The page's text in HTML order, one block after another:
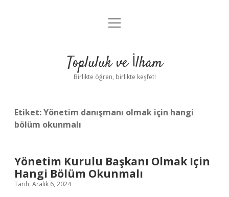
Anasayfa
Yasal Uyarı
menüyü
Topluluk ve İlham
Birlikte öğren, birlikte keşfet!
Etiket:Yönetim danışmanı olmak için hangi
bölüm okunmalı
Yönetim Kurulu Başkanı Olmak Için
Hangi Bölüm Okunmalı
Tarih: Aralık 6, 2024